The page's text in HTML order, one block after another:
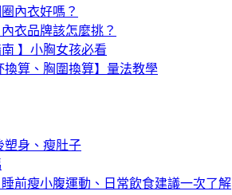
內衣好嗎？
衣品牌該怎麼挑？
南 】小胸女孩必看
換算、胸圍換算】量法教學
塑身、瘦肚子
前瘦小腹運動、日常飲食建議一次了解